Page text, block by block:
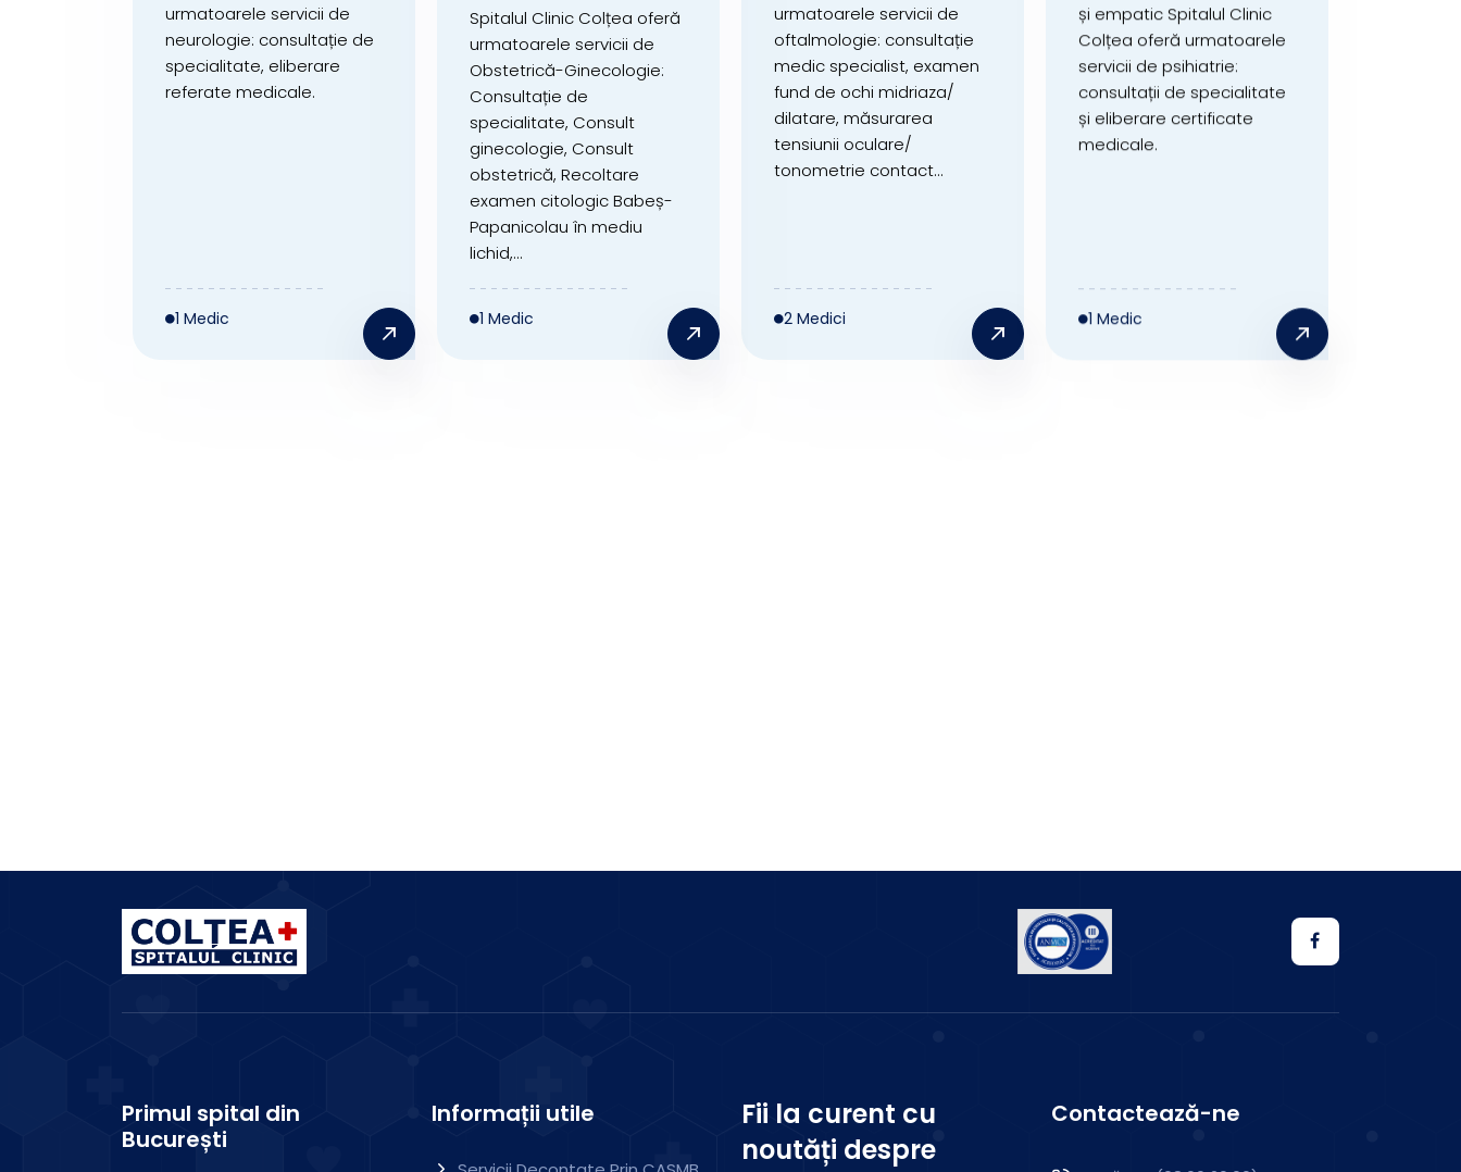
urmatoarele servicii de
neurologie: consultație de
specialitate, eliberare
referate medicale.
1 Medic
Spitalul Clinic Colțea oferă
urmatoarele servicii de
Obstetrică-Ginecologie:
Consultație de
specialitate, Consult
ginecologie, Consult
obstetrică, Recoltare
examen citologic Babeș-
Papanicolau în mediu
lichid,...
1 Medic
urmatoarele servicii de
oftalmologie: consultație
medic specialist, examen
fund de ochi midriaza/
dilatare, măsurarea
tensiunii oculare/
tonometrie contact...
2 Medici
și empatic Spitalul Clinic
Colțea oferă urmatoarele
servicii de psihiatrie:
consultații de specialitate
și eliberare certificate
medicale.
1 Medic
Primul spital din
București
Informații utile
Fii la curent cu
noutăți despre
Contactează-ne